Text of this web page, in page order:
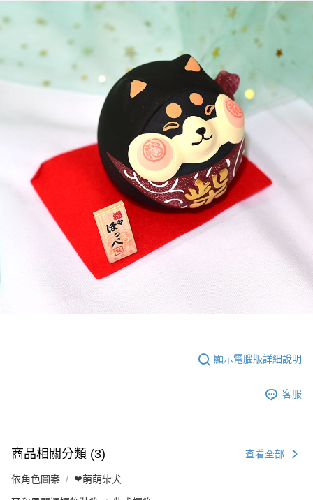
顯示電腦版詳細說明
客服
商品相關分類 (3) 查看全部
依角色圖案 ❤萌萌柴犬